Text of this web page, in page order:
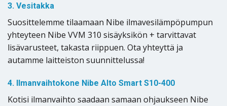
3. Vesitakka
Suosittelemme tilaamaan Nibe ilmavesilämpöpumpun
yhteyteen Nibe VVM 310 sisäyksikön + tarvittavat
lisävarusteet, takasta riippuen. Ota yhteyttä ja
autamme laitteiston suunnittelussa!
4. Ilmanvaihtokone Nibe Alto Smart S10-400
Kotisi ilmanvaihto saadaan samaan ohjaukseen Nibe